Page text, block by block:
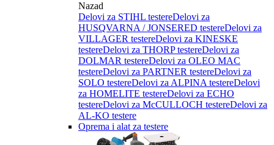
Nazad
Delovi za STIHL testereDelovi za
HUSQVARNA / JONSERED testereDelovi za
VILLAGER testereDelovi za KINESKE
testereDelovi za THORP testereDelovi za
DOLMAR testereDelovi za OLEO MAC
testereDelovi za PARTNER testereDelovi za
SOLO testereDelovi za ALPINA testereDelovi
za HOMELITE testereDelovi za ECHO
testereDelovi za McCULLOCH testereDelovi za
AL-KO testere
Oprema i alat za testere